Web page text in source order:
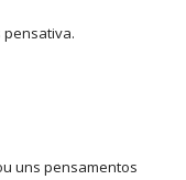
pensativa.
uns pensamentos